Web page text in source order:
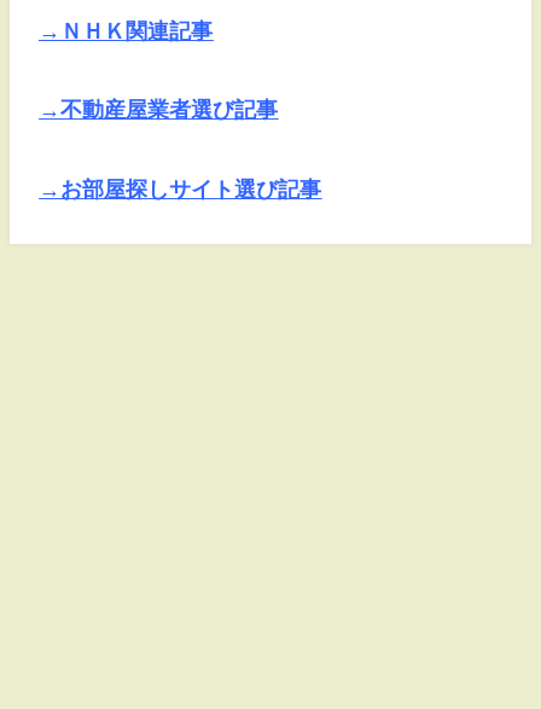
→ＮＨＫ関連記事
→不動産屋業者選び記事
→お部屋探しサイト選び記事